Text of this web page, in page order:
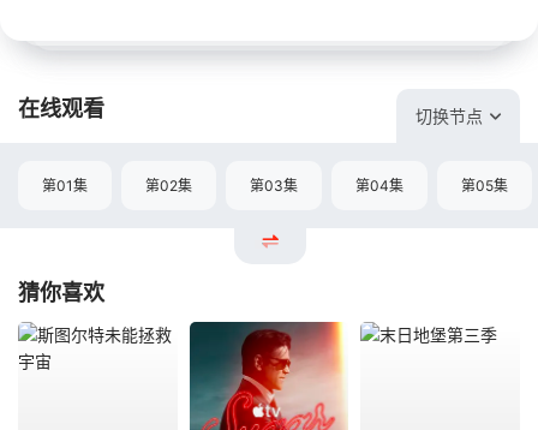
在线观看 切换节点
第01集 第02集 第03集 第04集 第05集
猜你喜欢